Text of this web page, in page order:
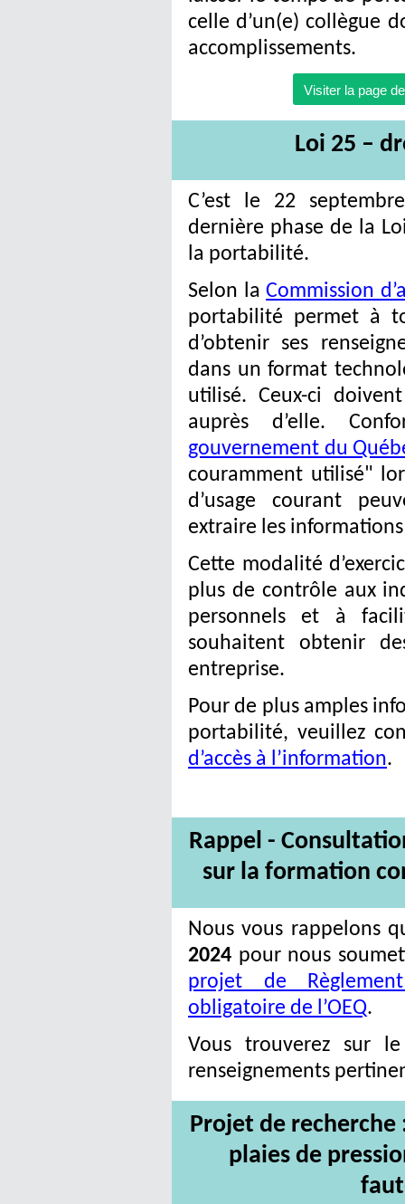
celle d’un(e) collègue
accomplissements.
Visiter la page
Loi 25 –
C’est le 22
dernière phase de la
la portabilité.
Selon laCommission
portabilité permet à
d’obtenir ses
dans un format
utilisé. Ceux-ci
auprès d’elle.
gouvernement du
couramment utilisé"
d’usage courant
extraire les
Cette modalité
plus de contrôle aux
personnels et à
souhaitent obtenir
entreprise.
Pour de plus amples
portabilité, veuillez
d’accès à l’information.
Rappel -
sur la formation
Nous vous rappelons
2024 pour nous
projet de
obligatoire de l’OEQ.
Vous trouverez sur
renseignements
Projet de recherche
plaies de